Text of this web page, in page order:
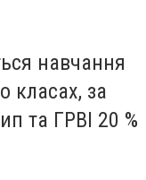
навчання
класах, за
та ГРВІ 20 %